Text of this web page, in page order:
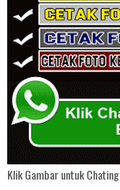
Klik Gambar untuk Chating